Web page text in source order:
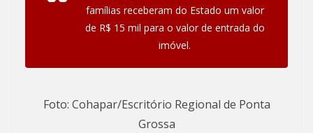
famílias receberam do Estado um valor
de R$ 15 mil para o valor de entrada do
imóvel.
Foto: Cohapar/Escritório Regional de Ponta
Grossa